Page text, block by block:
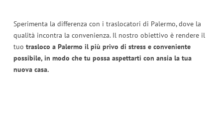
Sperimenta la differenza con i traslocatori di Palermo, dove la
qualità incontra la convenienza. Il nostro obiettivo è rendere il
tuo trasloco a Palermo il più privo di stress e conveniente
possibile, in modo che tu possa aspettarti con ansia la tua
nuova casa.